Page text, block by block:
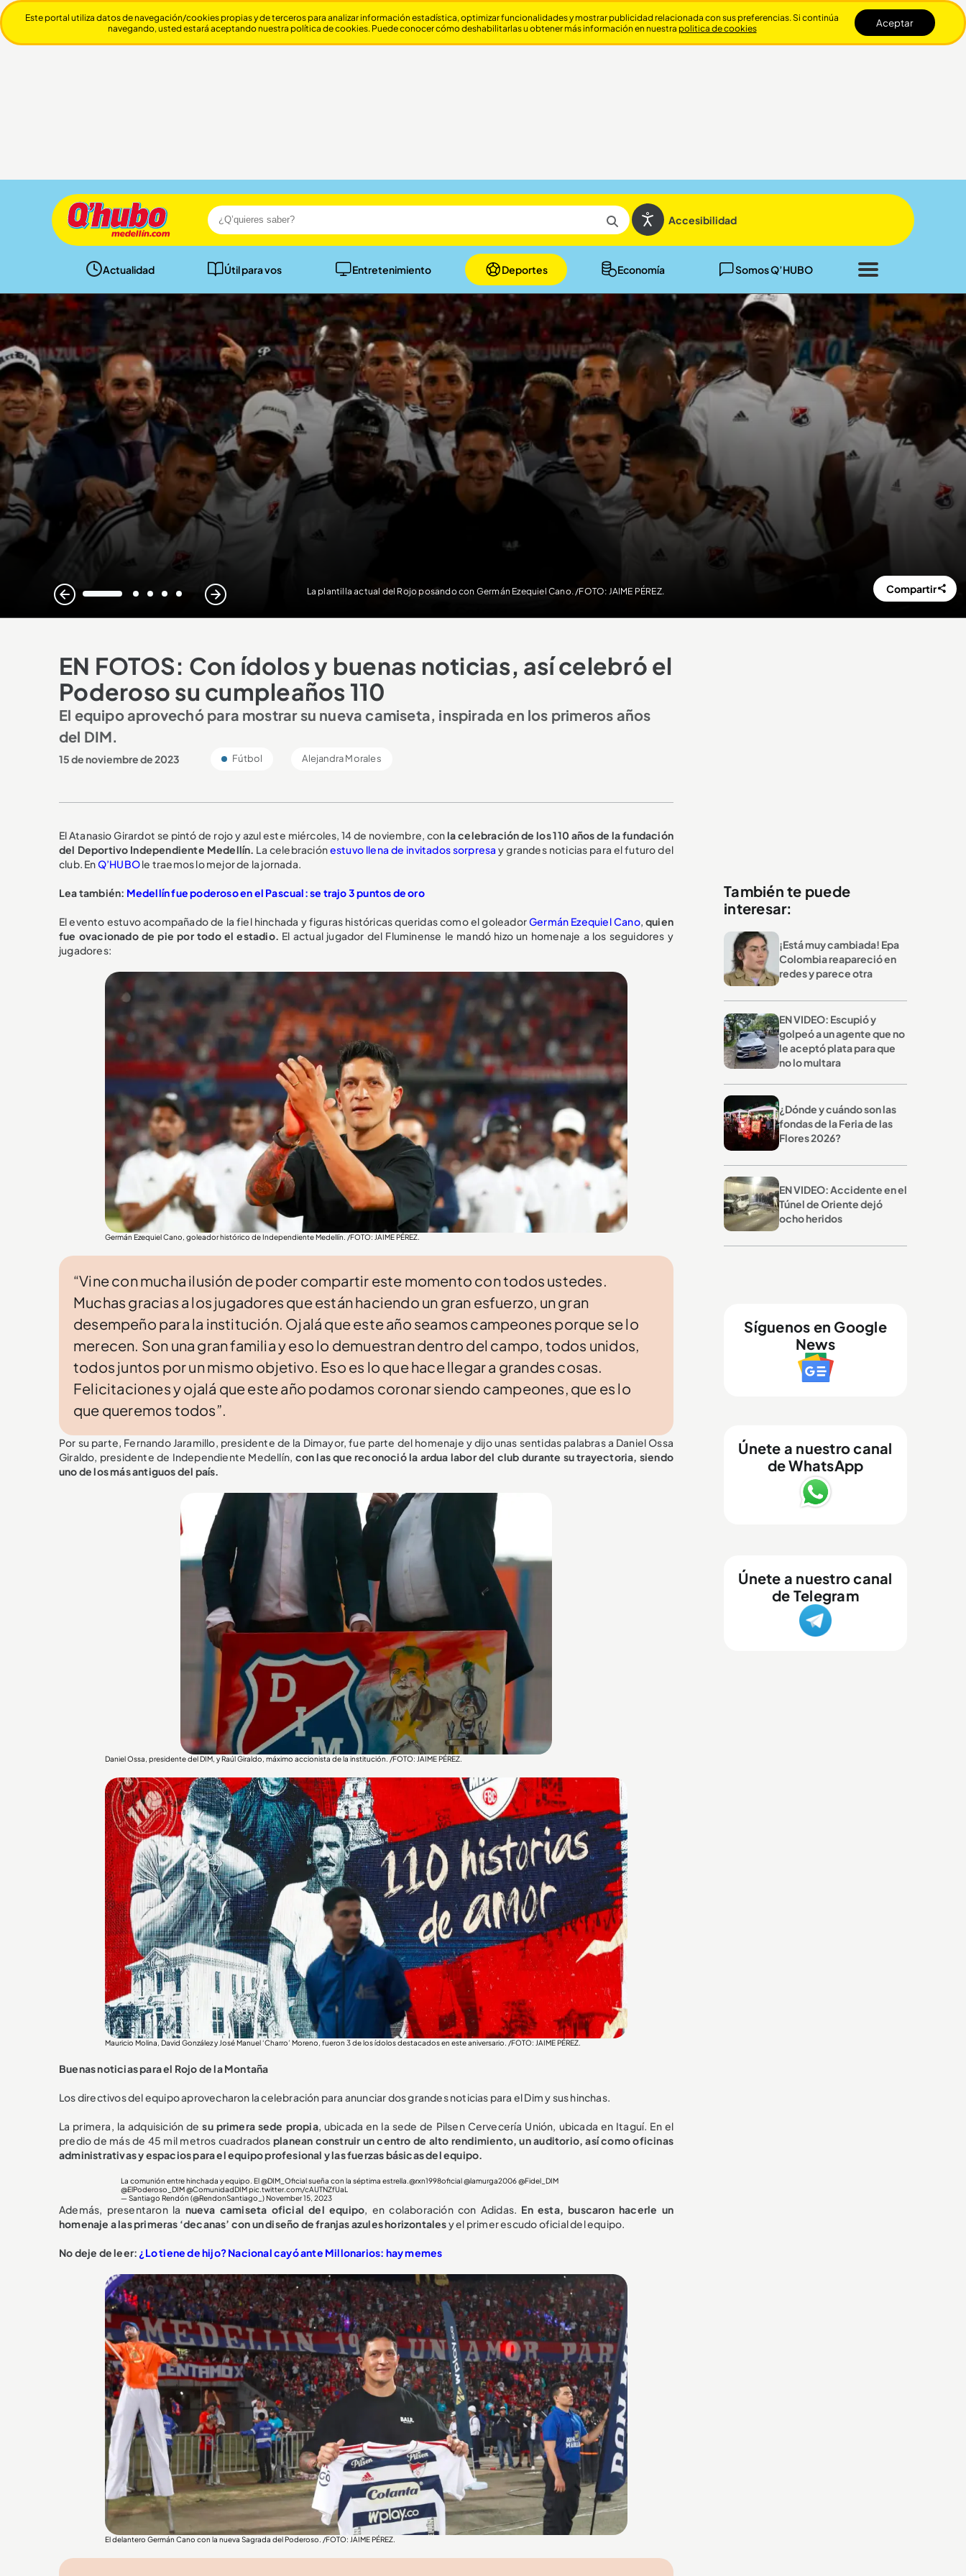
Accesibilidad
Actualidad Útil para vos Entretenimiento Deportes Economía Somos Q’HUBO
Cerrar
La plantilla actual del Rojo posando con Germán Ezequiel Cano. /FOTO: JAIME PÉREZ.
1 2 3 4 5
Compartir
EN FOTOS: Con ídolos y buenas noticias, así celebró el
Poderoso su cumpleaños 110
El equipo aprovechó para mostrar su nueva camiseta, inspirada en los primeros años
del DIM.
15 de noviembre de 2023 Fútbol Alejandra Morales
El Atanasio Girardot se pintó de rojo y azul este miércoles, 14 de noviembre, conla celebración de los 110 años de la fundación
del Deportivo Independiente Medellín. La celebraciónestuvo llena de invitados sorpresay grandes noticias para el futuro del
club. EnQ’HUBOle traemos lo mejor de la jornada.
Lea también: Medellín fue poderoso en el Pascual: se trajo 3 puntos de oro
El evento estuvo acompañado de la fiel hinchada y figuras históricas queridas como el goleadorGermán Ezequiel Cano, quien
fue ovacionado de pie por todo el estadio. El actual jugador del Fluminense le mandó hizo un homenaje a los seguidores y
jugadores:
Germán Ezequiel Cano, goleador histórico de Independiente Medellín. /FOTO: JAIME PÉREZ.
“Vine con mucha ilusión de poder compartir este momento con todos ustedes.
Muchas gracias a los jugadores que están haciendo un gran esfuerzo, un gran
desempeño para la institución. Ojalá que este año seamos campeones porque se lo
merecen. Son una gran familia y eso lo demuestran dentro del campo, todos unidos,
todos juntos por un mismo objetivo. Eso es lo que hace llegar a grandes cosas.
Felicitaciones y ojalá que este año podamos coronar siendo campeones, que es lo
que queremos todos”.
Por su parte, Fernando Jaramillo, presidente de la Dimayor, fue parte del homenaje y dijo unas sentidas palabras a Daniel Ossa
Giraldo, presidente de Independiente Medellín, con las que reconoció la ardua labor del club durante su trayectoria, siendo
uno de los más antiguos del país.
Daniel Ossa, presidente del DIM, y Raúl Giraldo, máximo accionista de la institución. /FOTO: JAIME PÉREZ.
Mauricio Molina, David González y José Manuel ‘Charro’ Moreno, fueron 3 de los ídolos destacados en este aniversario. /FOTO: JAIME PÉREZ.
Buenas noticias para el Rojo de la Montaña
Los directivos del equipo aprovecharon la celebración para anunciar dos grandes noticias para el Dim y sus hinchas.
La primera, la adquisición desu primera sede propia, ubicada en la sede de Pilsen Cervecería Unión, ubicada en Itaguí. En el
predio de más de 45 mil metros cuadrados planean construir un centro de alto rendimiento, un auditorio, así como oficinas
administrativas y espacios para el equipo profesional y las fuerzas básicas del equipo.
La comunión entre hinchada y equipo. El@DIM_Oficialsueña con la séptima estrella. @rxn1998oficial @lamurga2006 @Fidel_DIM
@ElPoderoso_DIM @ComunidadDIM pic.twitter.com/cAUTNZfUaL
— Santiago Rendón (@RendonSantiago_)November 15, 2023
Además, presentaron la nueva camiseta oficial del equipo, en colaboración con Adidas. En esta, buscaron hacerle un
homenaje a las primeras ‘decanas’ con un diseño de franjas azules horizontalesy el primer escudo oficial del equipo.
No deje de leer: ¿Lo tiene de hijo? Nacional cayó ante Millonarios: hay memes
El delantero Germán Cano con la nueva Sagrada del Poderoso. /FOTO: JAIME PÉREZ.
También te puede
interesar:
¡Está muy cambiada! Epa
Colombia reapareció en
redes y parece otra
EN VIDEO: Escupió y
golpeó a un agente que no
le aceptó plata para que
no lo multara
¿Dónde y cuándo son las
fondas de la Feria de las
Flores 2026?
EN VIDEO: Accidente en el
Túnel de Oriente dejó
ocho heridos
Síguenos en Google
News
Únete a nuestro canal
de WhatsApp
Únete a nuestro canal
de Telegram
Este portal utiliza datos de navegación/cookies propias y de terceros para analizar información estadística, optimizar funcionalidades y mostrar publicidad relacionada con sus preferencias. Si continúa
navegando, usted estará aceptando nuestra política de cookies. Puede conocer cómo deshabilitarlas u obtener más información en nuestra politica de cookies Aceptar